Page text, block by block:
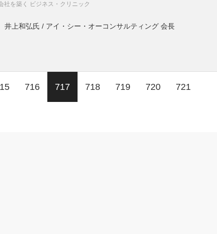
社を築く ビジネス・クリニック
井上和弘氏 / アイ・シー・オーコンサルティング 会長
716 717 718 719 720 721